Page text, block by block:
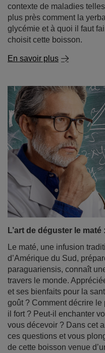
contexte de maladies
plus près comment la
glycémie et à quoi il faut
choisit cette boisson.
En savoir plus
L’art de déguster le
Le maté, une infusion
d’Amérique du Sud,
paraguariensis, connaît
travers le monde.
et ses bienfaits pour la
goût ? Comment décrire
il fort ? Peut-il enchanter
vous décevoir ? Dans cet
ces questions et vous
de cette boisson venue